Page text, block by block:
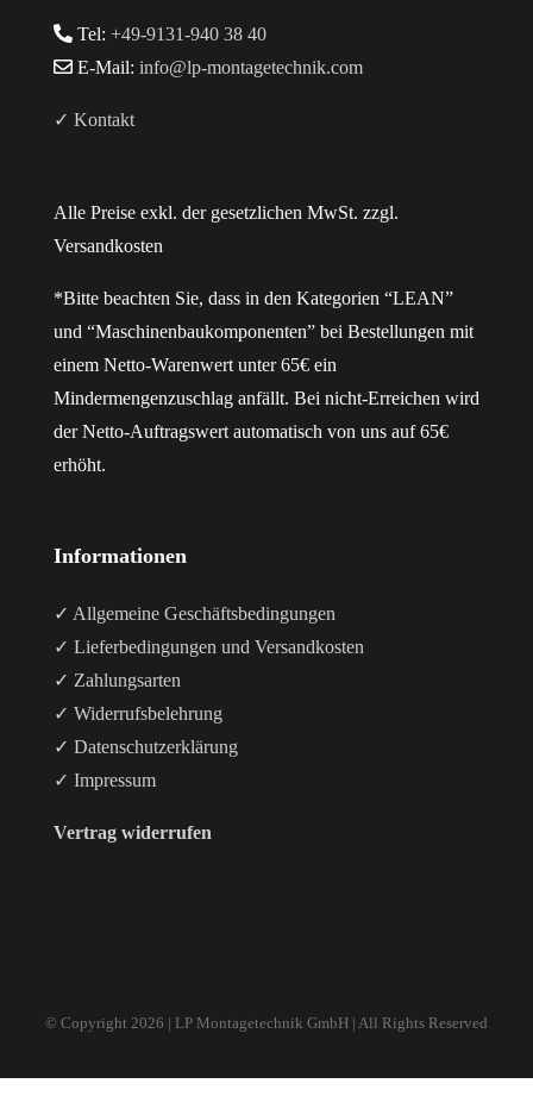
Tel: +49-9131-940 38 40
E-Mail: info@lp-montagetechnik.com
✓ Kontakt
Alle Preise exkl. der gesetzlichen MwSt. zzgl.
Versandkosten
*Bitte beachten Sie, dass in den Kategorien “LEAN”
und “Maschinenbaukomponenten” bei Bestellungen mit
einem Netto-Warenwert unter 65€ ein
Mindermengenzuschlag anfällt. Bei nicht-Erreichen wird
der Netto-Auftragswert automatisch von uns auf 65€
erhöht.
Informationen
✓ Allgemeine Geschäftsbedingungen
✓ Lieferbedingungen und Versandkosten
✓ Zahlungsarten
✓ Widerrufsbelehrung
✓ Datenschutzerklärung
✓ Impressum
Vertrag widerrufen
© Copyright 2026 | LP Montagetechnik GmbH | All Rights Reserved